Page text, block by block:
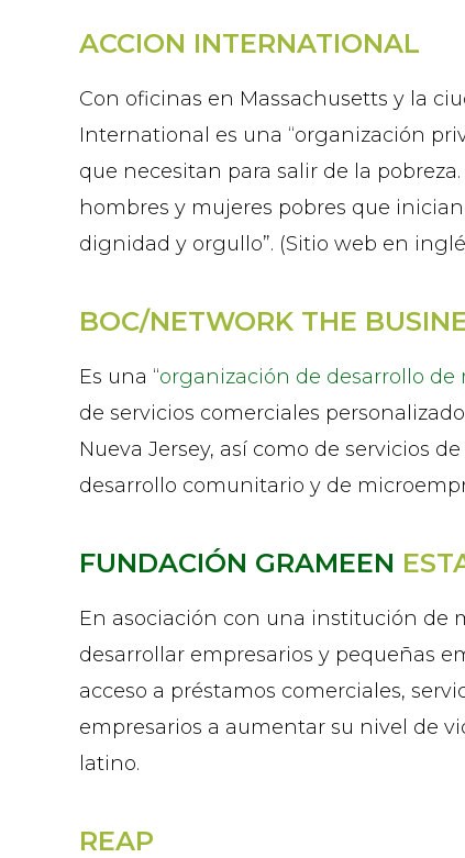
ACCION INTERNATIONAL
Con oficinas en Massachusetts y la
International es una “organización
que necesitan para salir de la
hombres y mujeres pobres que
dignidad y orgullo”. (Sitio web en
BOC/NETWORK THE
Es una “organización de desarrollo de
de servicios comerciales
Nueva Jersey, así como de servicios
desarrollo comunitario y de
FUNDACIÓN GRAMEEN
En asociación con una institución de
desarrollar empresarios y pequeñas
acceso a préstamos comerciales,
empresarios a aumentar su nivel de
latino.
REAP